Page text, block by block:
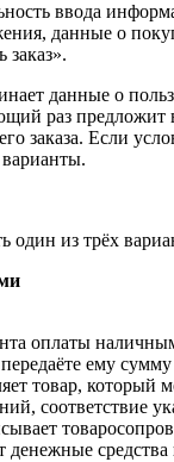
ввода
данные о
данные о
раз предложит
заказа. Если
один из трёх
оплаты
ему
товар, который
соответствие
денежные средства